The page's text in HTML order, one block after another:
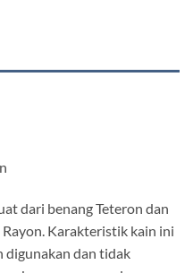
dari benang Teteron dan
Karakteristik kain ini
digunakan dan tidak